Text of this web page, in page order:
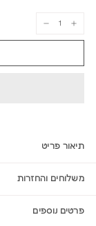
תיאור פריט
משלוחים והחזרות
פרטים נוספים